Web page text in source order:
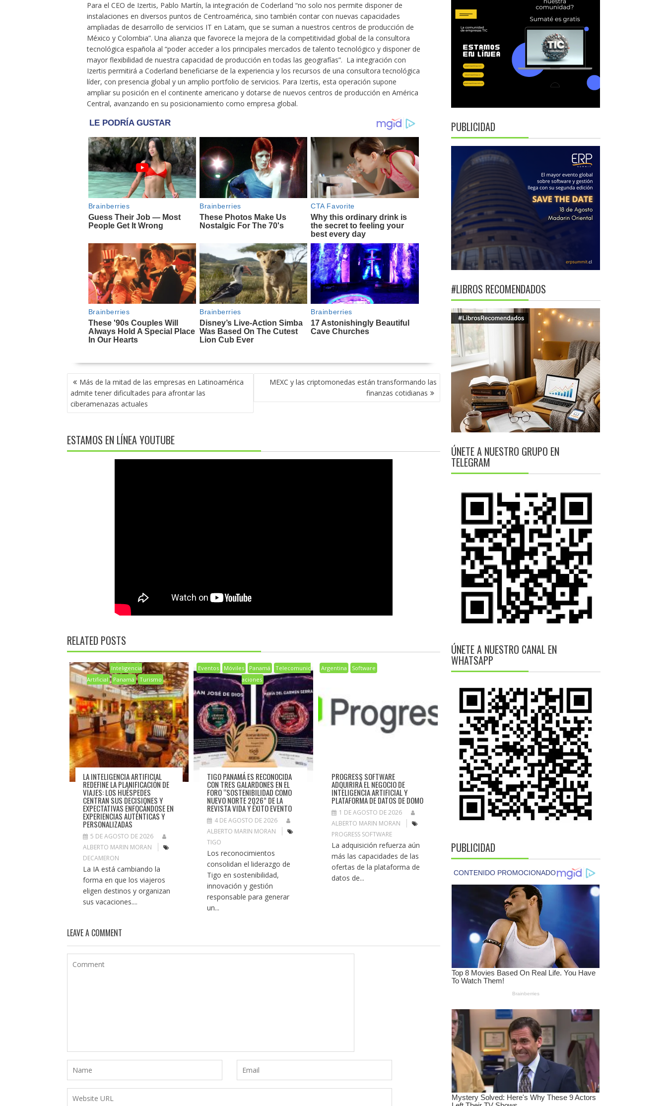
Para el CEO de Izertis, Pablo Martín, la integración de Coderland “no solo nos permite disponer de
instalaciones en diversos puntos de Centroamérica, sino también contar con nuevas capacidades
ampliadas de desarrollo de servicios IT en Latam, que se suman a nuestros centros de producción de
México y Colombia”. Una alianza que favorece la mejora de la competitividad global de la consultora
tecnológica española al “poder acceder a los principales mercados de talento tecnológico y disponer de
mayor flexibilidad de nuestra capacidad de producción en todas las geografías”. La integración con
Izertis permitirá a Coderland beneficiarse de la experiencia y los recursos de una consultora tecnológica
líder, con presencia global y un amplio portfolio de servicios. Para Izertis, esta operación supone
ampliar su posición en el continente americano y dotarse de nuevos centros de producción en América
Central, avanzando en su posicionamiento como empresa global.
NAVEGACIÓN
DE
ENTRADAS
Más de la mitad de las empresas en Latinoamérica
admite tener dificultades para afrontar las
ciberamenazas actuales
MEXC y las criptomonedas están transformando las
finanzas cotidianas
ESTAMOS EN LÍNEA YOUTUBE
RELATED POSTS
Inteligencia
Artificial
Panamá Turismo
LA INTELIGENCIA ARTIFICIAL
REDEFINE LA PLANIFICACIÓN DE
VIAJES: LOS HUÉSPEDES
CENTRAN SUS DECISIONES Y
EXPECTATIVAS ENFOCÁNDOSE EN
EXPERIENCIAS AUTÉNTICAS Y
PERSONALIZADAS
5 DE AGOSTO DE 2026
ALBERTO MARIN MORAN
DECAMERON
La IA está cambiando la
forma en que los viajeros
eligen destinos y organizan
sus vacaciones....
Eventos Móviles Panamá
Telecomunic
aciones
TIGO PANAMÁ ES RECONOCIDA
CON TRES GALARDONES EN EL
FORO “SOSTENIBILIDAD COMO
NUEVO NORTE 2026” DE LA
REVISTA VIDA Y ÉXITO EVENTO
4 DE AGOSTO DE 2026
ALBERTO MARIN MORAN
TIGO
Los reconocimientos
consolidan el liderazgo de
Tigo en sostenibilidad,
innovación y gestión
responsable para generar
un...
Argentina Software
PROGRESS SOFTWARE
ADQUIRIRÁ EL NEGOCIO DE
INTELIGENCIA ARTIFICIAL Y
PLATAFORMA DE DATOS DE DOMO
1 DE AGOSTO DE 2026
ALBERTO MARIN MORAN
PROGRESS SOFTWARE
La adquisición refuerza aún
más las capacidades de las
ofertas de la plataforma de
datos de...
LEAVE A COMMENT
PUBLICIDAD
#LIBROS RECOMENDADOS
ÚNETE A NUESTRO GRUPO EN
TELEGRAM
ÚNETE A NUESTRO CANAL EN
WHATSAPP
PUBLICIDAD